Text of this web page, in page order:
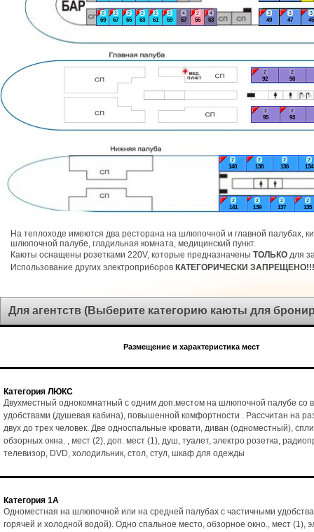
2
134
2
135
2
136
2
137
2
138
2
139
2
140
2
141
3
45
3
47
3
49
4
53
2
55
4
57
2
59
2
61
2
63
2
65
2
67
2
69
2
90
2
92
2
93
2
95
На теплоходе имеются два ресторана на шлюпочной и главной палубах,
шлюпочной палубе, гладильная комната, медицинский пункт.
Каюты оснащены розетками 220V, которые предназначены ТОЛЬКО для
Использование других электроприборов КАТЕГОРИЧЕСКИ ЗАПРЕЩЕНО!!!
Для агентств (Выберите категорию каюты для
Размещение и характеристика мест
Категория ЛЮКС
Двухместный однокомнатный с одним доп.местом на шлюпочной палубе со
удобствами (душевая кабина), повышенной комфортности . Рассчитан на
двух до трех человек. Две односпальные кровати, диван (одноместный),
обзорных окна. , мест (2), доп. мест (1), душ, туалет, электро розетка,
телевизор, DVD, холодильник, стол, стул, шкаф для одежды
Категория 1А
Одноместная на шлюпочной или на средней палубах с частичными
горячей и холодной водой). Одно спальное место, обзорное окно., мест (1),